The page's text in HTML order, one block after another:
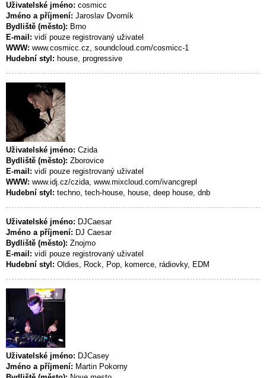
Uživatelské jméno: cosmicc
Jméno a příjmení: Jaroslav Dvorník
Bydliště (město): Brno
E-mail: vidí pouze registrovaný uživatel
WWW: www.cosmicc.cz, soundcloud.com/cosmicc-1
Hudební styl: house, progressive
Uživatelské jméno: Czida
Bydliště (město): Zborovice
E-mail: vidí pouze registrovaný uživatel
WWW: www.idj.cz/czida, www.mixcloud.com/ivancgrepl
Hudební styl: techno, tech-house, house, deep house, dnb
Uživatelské jméno: DJCaesar
Jméno a příjmení: DJ Caesar
Bydliště (město): Znojmo
E-mail: vidí pouze registrovaný uživatel
Hudební styl: Oldies, Rock, Pop, komerce, rádiovky, EDM
Uživatelské jméno: DJCasey
Jméno a příjmení: Martin Pokorny